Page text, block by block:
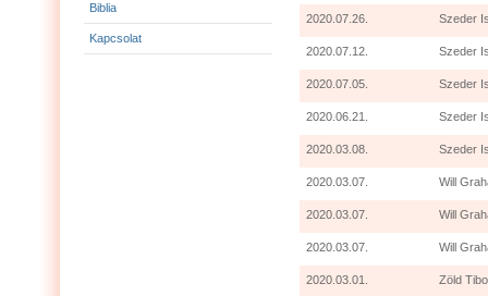
Biblia
Kapcsolat
2020.07.26. Szeder
2020.07.12. Szeder
2020.07.05. Szeder
2020.06.21. Szeder
2020.03.08. Szeder
2020.03.07. Will
2020.03.07. Will
2020.03.07. Will
2020.03.01. Zöld